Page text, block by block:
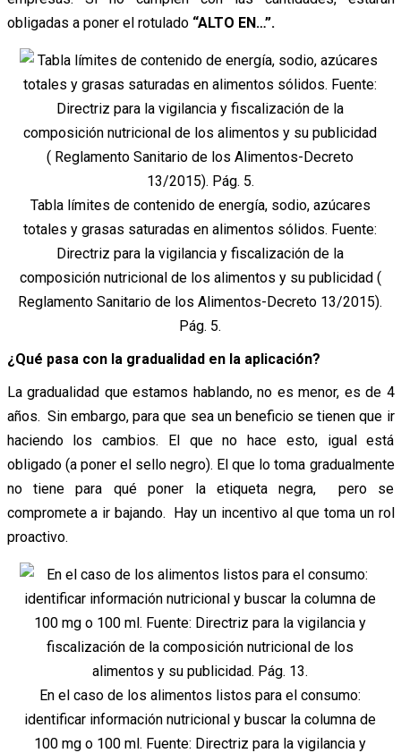
obligadas a poner el rotulado “ALTO EN…”.
Tabla límites de contenido de energía, sodio, azúcares
totales y grasas saturadas en alimentos sólidos. Fuente:
Directriz para la vigilancia y fiscalización de la
composición nutricional de los alimentos y su publicidad (
Reglamento Sanitario de los Alimentos-Decreto 13/2015).
Pág. 5.
¿Qué pasa con la gradualidad en la aplicación?
La gradualidad que estamos hablando, no es menor, es de 4
años. Sin embargo, para que sea un beneficio se tienen que ir
haciendo los cambios. El que no hace esto, igual está
obligado (a poner el sello negro). El que lo toma gradualmente
no tiene para qué poner la etiqueta negra, pero se
compromete a ir bajando. Hay un incentivo al que toma un rol
proactivo.
En el caso de los alimentos listos para el consumo:
identificar información nutricional y buscar la columna de
100 mg o 100 ml. Fuente: Directriz para la vigilancia y